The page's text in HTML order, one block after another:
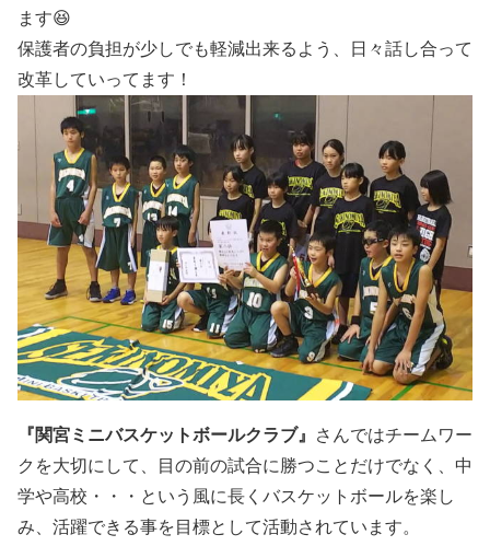
ます😆
保護者の負担が少しでも軽減出来るよう、日々話し合って
改革していってます ！
『関宮ミニバスケットボールクラブ』 さんではチームワー
クを大切にして、目の前の試合に勝つことだけでなく、中
学や高校・・・という風に長くバスケットボールを楽し
み、活躍できる事を目標として活動されています。